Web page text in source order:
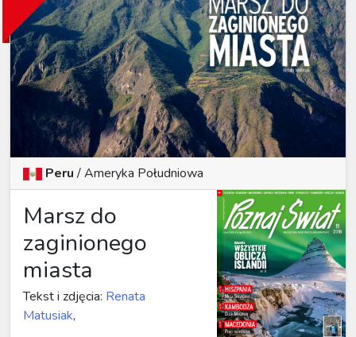
Peru/Ameryka Południowa
Marsz do
zaginionego
miasta
Tekst i zdjęcia: Renata
Matusiak,